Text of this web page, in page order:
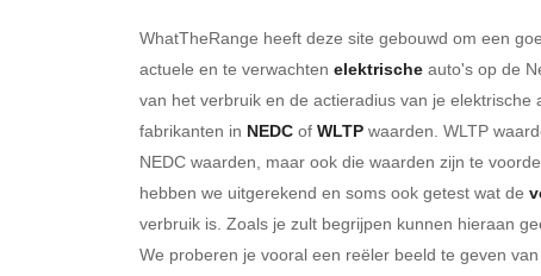
WhatTheRange heeft deze site gebouwd om een
actuele en te verwachten elektrische auto's op de
van het verbruik en de actieradius van je
fabrikanten in NEDC of WLTP waarden. WLTP
NEDC waarden, maar ook die waarden zijn te
hebben we uitgerekend en soms ook getest wat de
verbruik is. Zoals je zult begrijpen kunnen hieraan
We proberen je vooral een reëler beeld te geven